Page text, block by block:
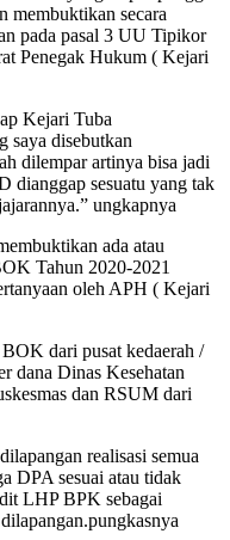
membuktikan secara
pada pasal 3 UU Tipikor
Penegak Hukum ( Kejari
Kejari Tuba
saya disebutkan
dilempar artinya bisa jadi
dianggap sesuatu yang tak
ungkapnya
ada atau
Tahun 2020-2021
oleh APH ( Kejari
dari pusat kedaerah /
dana Dinas Kesehatan
dan RSUM dari
realisasi semua
DPA sesuai atau tidak
LHP BPK sebagai